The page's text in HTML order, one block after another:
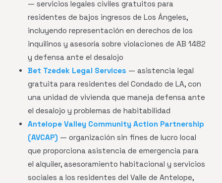
— servicios legales civiles gratuitos para
residentes de bajos ingresos de Los Ángeles,
incluyendo representación en derechos de los
inquilinos y asesoría sobre violaciones de AB 1482
y defensa ante el desalojo
Bet Tzedek Legal Services — asistencia legal
gratuita para residentes del Condado de LA, con
una unidad de vivienda que maneja defensa ante
el desalojo y problemas de habitabilidad
Antelope Valley Community Action Partnership
(AVCAP) — organización sin fines de lucro local
que proporciona asistencia de emergencia para
el alquiler, asesoramiento habitacional y servicios
sociales a los residentes del Valle de Antelope,